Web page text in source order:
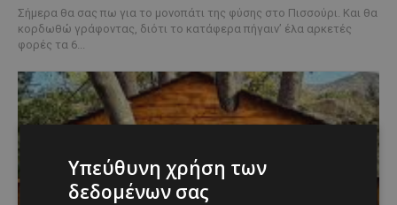
Σήμερα θα σας πω για το μονοπάτι της φύσης στο Πισσούρι. Και θα
κορδωθώ γράφοντας, διότι το κατάφερα πήγαιν’ έλα αρκετές
φορές τα 6...
Υπεύθυνη χρήση των
δεδομένων σας